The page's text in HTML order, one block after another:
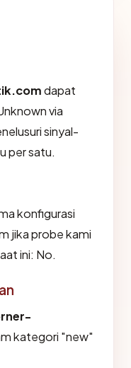
dapat
via
sinyal-
per satu.
konfigurasi
jika probe kami
ini: No.
kategori "new"